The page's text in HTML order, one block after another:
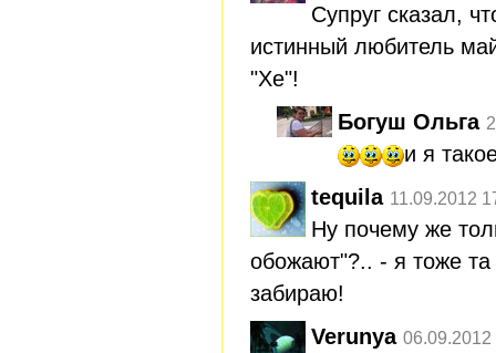
Супруг сказал,
истинный любитель
"Хе"!
Богуш Ольга
и я
tequila 11.09.2012
Ну почему же
обожают"?.. - я тоже
забираю!
Verunya 06.09.2012